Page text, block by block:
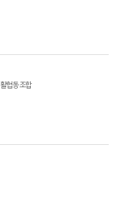
협동조합